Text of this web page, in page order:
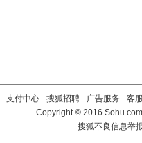
- 支付中心 - 搜狐招聘 - 广告服务 - 客
Copyright©2016
搜狐不良信息举